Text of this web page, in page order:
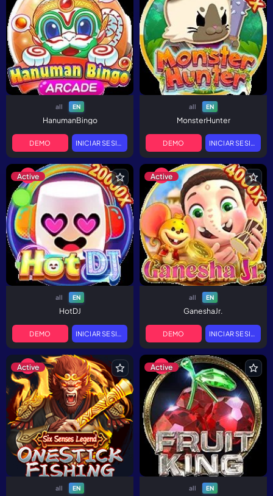
all EN
HanumanBingo
DEMO INICIAR SESIÓN
all EN
MonsterHunter
DEMO INICIAR SESIÓN
Active
all EN
HotDJ
DEMO INICIAR SESIÓN
Active
all EN
GaneshaJr.
DEMO INICIAR SESIÓN
Active
all EN
Active
all EN